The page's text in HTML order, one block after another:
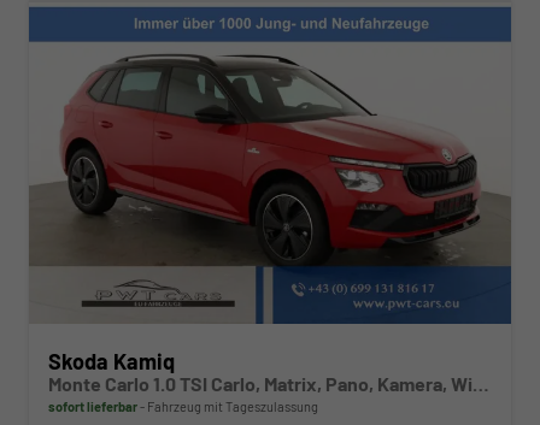
Skoda Kamiq
sofort lieferbar Fahrzeug mit Tageszulassung